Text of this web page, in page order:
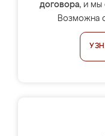
договора, и мы
Возможна